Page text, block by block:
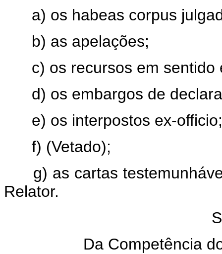
a) os habeas corpus
b) as apelações;
c) os recursos em sentido
d) os embargos de
e) os interpostos ex-officio;
f) (Vetado);
g) as cartas
Relator.
Da Competência